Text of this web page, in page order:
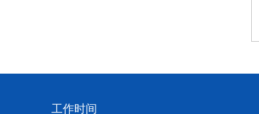
工作时间